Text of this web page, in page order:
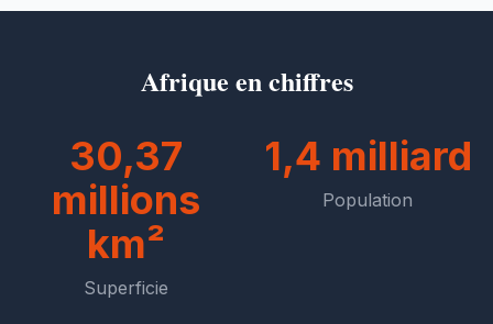
Afrique en chiffres
30,37
millions
km²
Superficie
1,4 milliard
Population